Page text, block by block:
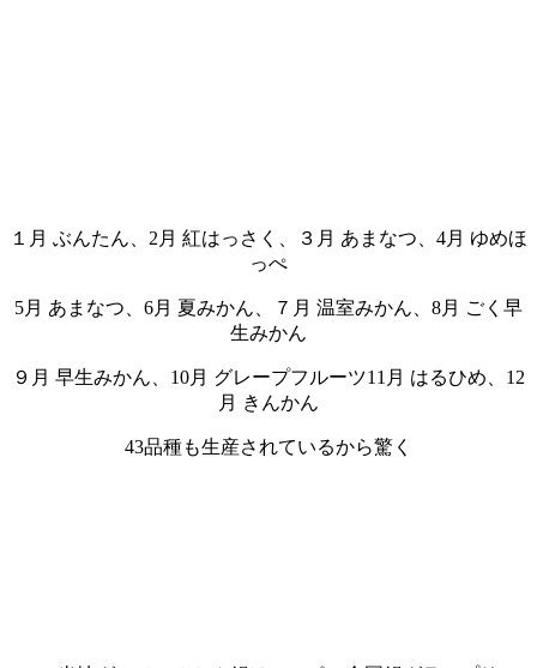
１月 ぶんたん、2月 紅はっさく、３月 あまなつ、4月 ゆめほ
っぺ
5月 あまなつ、6月 夏みかん、７月 温室みかん、8月 ごく早
生みかん
９月 早生みかん、10月 グレープフルーツ11月 はるひめ、12
月 きんかん
43品種も生産されているから驚く